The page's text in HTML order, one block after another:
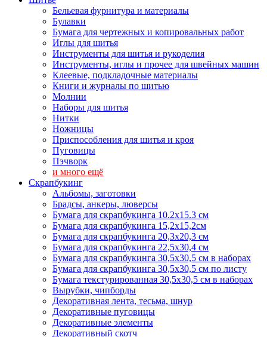
Бельевая фурнитура и материалы
Булавки
Бумага для чертежных и копировальных работ
Иглы для шитья
Инструменты для шитья и рукоделия
Инструменты, иглы и прочее для швейных машин
Клеевые, подкладочные материалы
Книги и журналы по шитью
Молнии
Наборы для шитья
Нитки
Ножницы
Приспособления для шитья и кроя
Пуговицы
Пэчворк
и много ещё
Скрапбукинг
Альбомы, заготовки
Брадсы, анкеры, люверсы
Бумага для скрапбукинга 10.2х15.3 см
Бумага для скрапбукинга 15,2х15,2см
Бумага для скрапбукинга 20,3х20,3 см
Бумага для скрапбукинга 22,5х30,4 см
Бумага для скрапбукинга 30,5х30,5 см в наборах
Бумага для скрапбукинга 30,5х30,5 см по листу
Бумага текстурированная 30,5х30,5 см в наборах
Вырубки, чипборды
Декоративная лента, тесьма, шнур
Декоративные пуговицы
Декоративные элементы
Декоративный скотч